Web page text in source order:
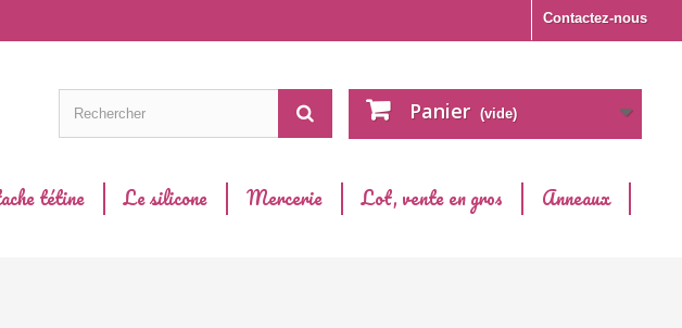
Contactez-nous
Panier (vide)
tétine Le silicone Mercerie Lot, vente en gros
Anneaux